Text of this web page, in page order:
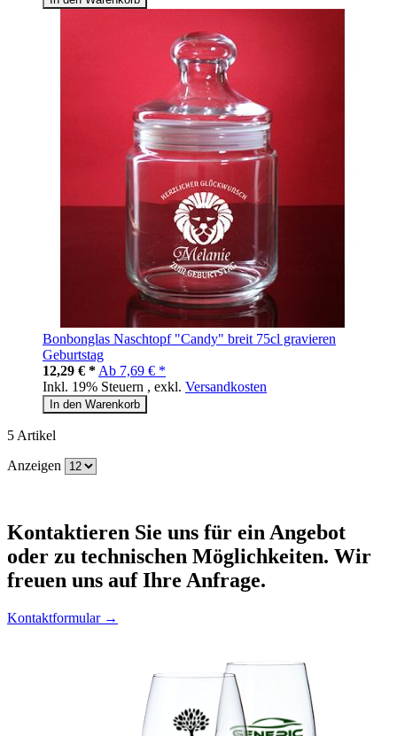
Bonbonglas Naschtopf "Candy" breit 75cl gravieren
Geburtstag
12,29 € * Ab 7,69 € *
Inkl. 19% Steuern , exkl. Versandkosten
In den Warenkorb
5 Artikel
Anzeigen
Kontaktieren Sie uns für ein Angebot
oder zu technischen Möglichkeiten. Wir
freuen uns auf Ihre Anfrage.
Kontaktformular →